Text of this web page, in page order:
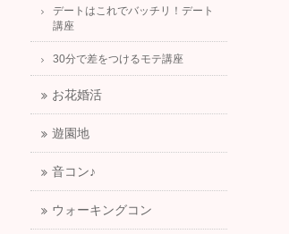
デートはこれでバッチリ！デート
講座
30分で差をつけるモテ講座
お花婚活
遊園地
音コン♪
ウォーキングコン